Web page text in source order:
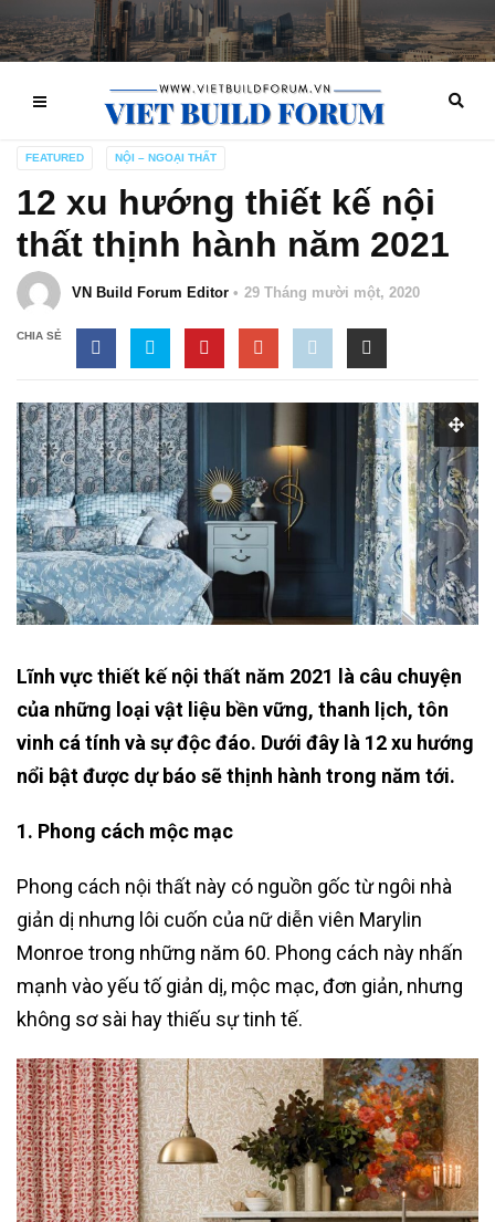
FEATURED NỘI – NGOẠI THẤT
12 xu hướng thiết kế nội
thất thịnh hành năm 2021
VN Build Forum Editor 29 Tháng mười một, 2020
CHIA SẺ
Lĩnh vực thiết kế nội thất năm 2021 là câu chuyện
của những loại vật liệu bền vững, thanh lịch, tôn
vinh cá tính và sự độc đáo. Dưới đây là 12 xu hướng
nổi bật được dự báo sẽ thịnh hành trong năm tới.
1. Phong cách mộc mạc
Phong cách nội thất này có nguồn gốc từ ngôi nhà
giản dị nhưng lôi cuốn của nữ diễn viên Marylin
Monroe trong những năm 60. Phong cách này nhấn
mạnh vào yếu tố giản dị, mộc mạc, đơn giản, nhưng
không sơ sài hay thiếu sự tinh tế.